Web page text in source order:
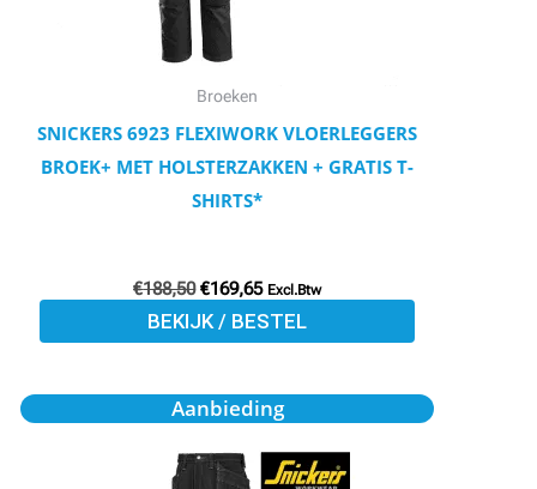
Broeken
SNICKERS 6923 FLEXIWORK VLOERLEGGERS
BROEK+ MET HOLSTERZAKKEN + GRATIS T-
SHIRTS*
€188,50 €169,65 Excl.Btw
BEKIJK / BESTEL
kan
gekozen
worden
op
de
productpagina
Aanbieding
Oorspronkelijke
prijs
€114,75.
Huidige
prijs
€103,28.
Dit
heeft